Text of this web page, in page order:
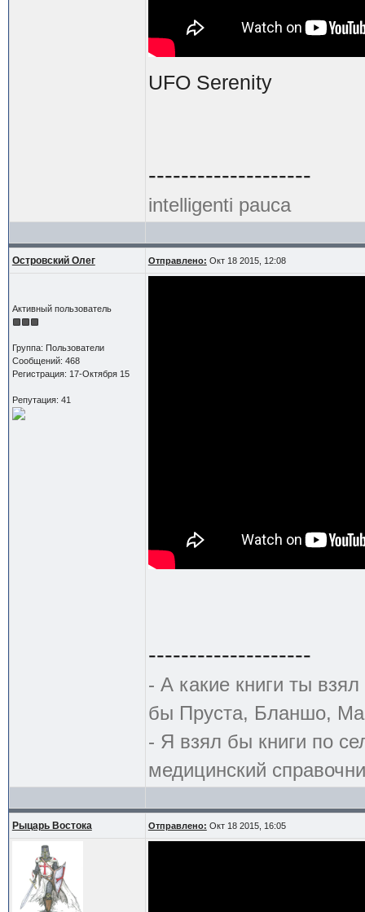
UFO Serenity
--------------------
intelligenti pauca
Островский Олег Отправлено: Окт 18 2015, 12:08
Активный пользователь
Группа: Пользователи
Сообщений: 468
Регистрация: 17-Октября 15
Репутация: 41
--------------------
- А какие книги ты
бы Пруста, Бланшо,
- Я взял бы книги по
медицинский
Рыцарь Востока Отправлено: Окт 18 2015, 16:05